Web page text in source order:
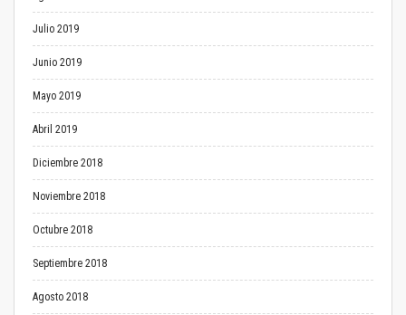
Julio 2019
Junio 2019
Mayo 2019
Abril 2019
Diciembre 2018
Noviembre 2018
Octubre 2018
Septiembre 2018
Agosto 2018